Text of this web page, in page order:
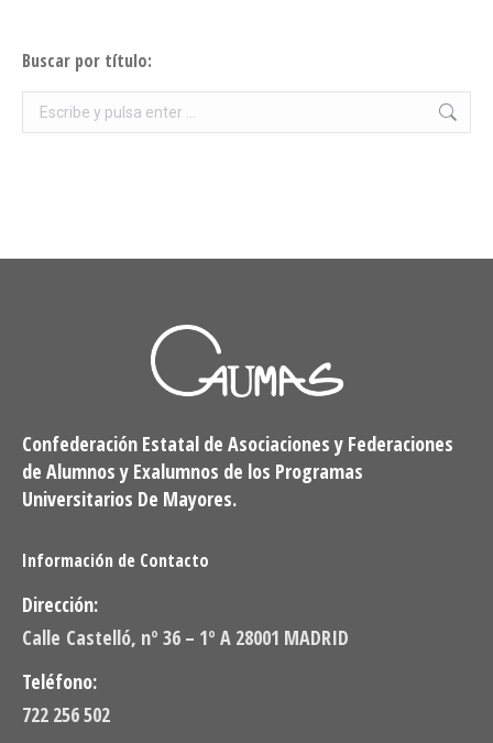
Buscar por título:
Buscar:
Confederación Estatal de Asociaciones y Federaciones
de Alumnos y Exalumnos de los Programas
Universitarios De Mayores.
Información de Contacto
Dirección:
Calle Castelló, nº 36 – 1º A 28001 MADRID
Teléfono:
722 256 502